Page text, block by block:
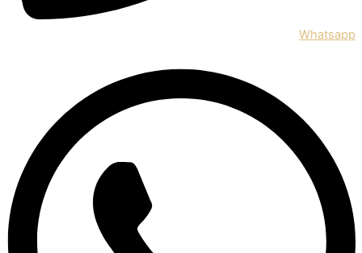
Whatsapp